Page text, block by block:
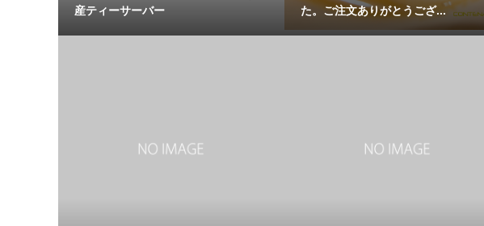
産ティーサーバー
た。ご注文ありがとうござ...